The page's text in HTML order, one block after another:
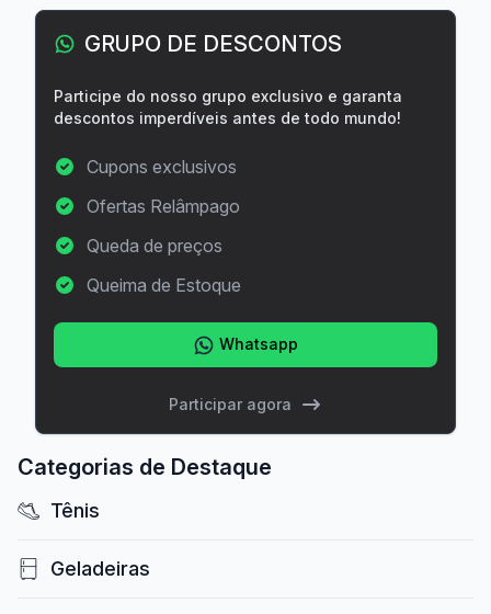
GRUPO DE DESCONTOS
Participe do nosso grupo exclusivo e garanta
descontos imperdíveis antes de todo mundo!
Cupons exclusivos
Ofertas Relâmpago
Queda de preços
Queima de Estoque
Whatsapp
Participar agora
Categorias de Destaque
Tênis
Geladeiras